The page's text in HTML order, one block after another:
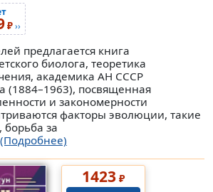
₽››
предлагается книга
биолога, теоретика
академика АН СССР
(1884–1963), посвященная
и закономерности
факторы эволюции, такие
борьба за
(Подробнее)
1423₽